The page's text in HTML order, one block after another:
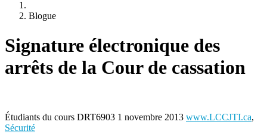
Blogue
Signature électronique des
arrêts de la Cour de cassation
Étudiants du cours DRT6903 1 novembre 2013 www.LCCJTI.ca,
Sécurité